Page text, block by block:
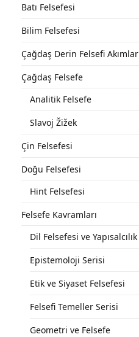
Batı Felsefesi
Bilim Felsefesi
Çağdaş Derin Felsefi Akımlar
Çağdaş Felsefe
Analitik Felsefe
Slavoj Žižek
Çin Felsefesi
Doğu Felsefesi
Hint Felsefesi
Felsefe Kavramları
Dil Felsefesi ve Yapısalcılık
Epistemoloji Serisi
Etik ve Siyaset Felsefesi
Felsefi Temeller Serisi
Geometri ve Felsefe